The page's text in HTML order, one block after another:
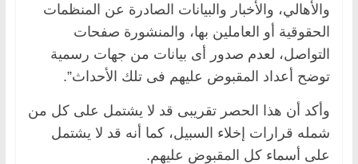
والأهالي، والأخبار والبيانات الصادرة عن المنظمات
الحقوقية أو العاملين بها، والمنشورة صفحات
التواصل، لعدم صدور أى بيانات من جهات رسمية
توضح أعداد المقبوض عليهم فى تلك الأحداث”.
وأكد أن هذا الحصر تقريبى قد لا يشتمل على كل من
شمله قرارات إخلاء السبيل، كما أنه قد لا يشتمل
على أسماء كل المقبوض عليهم.